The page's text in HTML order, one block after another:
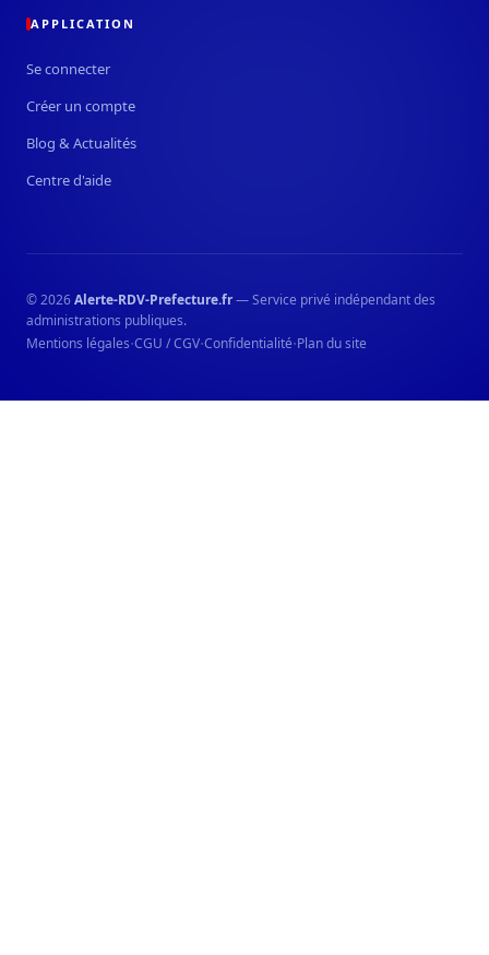
APPLICATION
Se connecter
Créer un compte
Blog & Actualités
Centre d'aide
© 2026Alerte-RDV-Prefecture.fr— Service privé indépendant des
administrations publiques.
Mentions légales·CGU / CGV·Confidentialité·Plan du site